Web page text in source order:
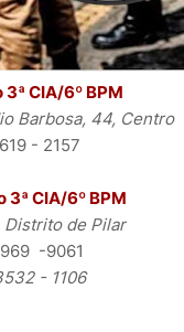
3ª CIA/6º BPM
Barbosa, 44, Centro
- 2157
3ª CIA/6º BPM
Distrito de Pilar
-9061
- 1106